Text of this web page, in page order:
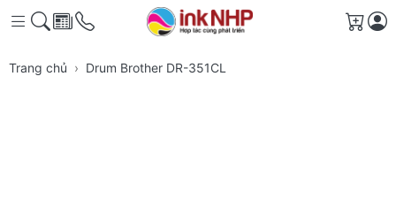
Giỏ
Trang chủ Drum Brother DR-351CL